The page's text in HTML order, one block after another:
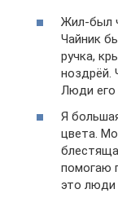
Жил-был
Чайник
ручка,
ноздрёй.
Люди его
Я
цвета.
помогаю
это люди